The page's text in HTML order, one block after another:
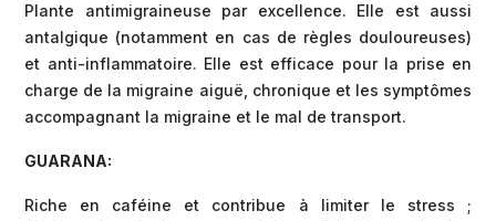
Plante antimigraineuse par excellence. Elle est aussi
antalgique (notamment en cas de règles douloureuses)
et anti-inflammatoire. Elle est efficace pour la prise en
charge de la migraine aiguë, chronique et les symptômes
accompagnant la migraine et le mal de transport.
GUARANA:
Riche en caféine et contribue à limiter le stress ;